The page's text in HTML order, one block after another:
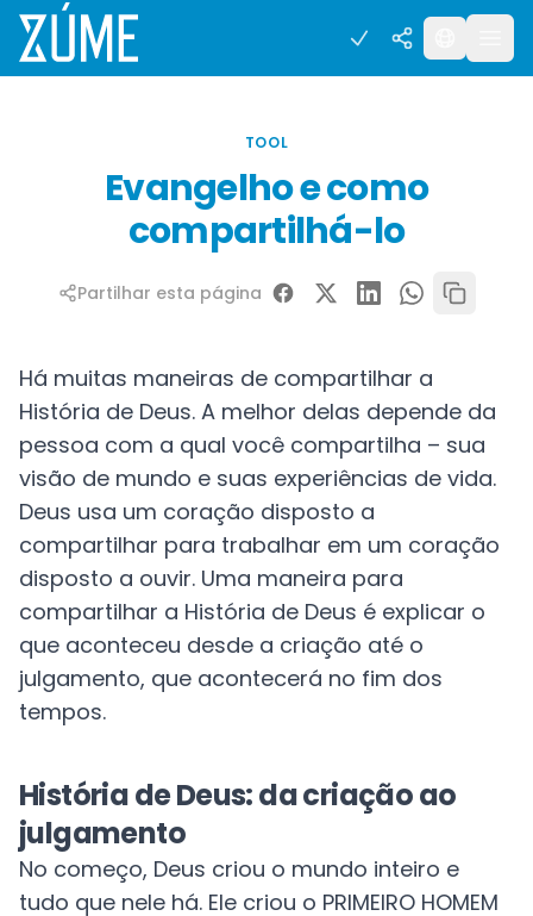
TOOL
Evangelho e como
compartilhá-lo
Partilhar esta página
Há muitas maneiras de compartilhar a
História de Deus. A melhor delas depende da
pessoa com a qual você compartilha – sua
visão de mundo e suas experiências de vida.
Deus usa um coração disposto a
compartilhar para trabalhar em um coração
disposto a ouvir. Uma maneira para
compartilhar a História de Deus é explicar o
que aconteceu desde a criação até o
julgamento, que acontecerá no fim dos
tempos.
História de Deus: da criação ao
julgamento
No começo, Deus criou o mundo inteiro e
tudo que nele há. Ele criou o PRIMEIRO HOMEM